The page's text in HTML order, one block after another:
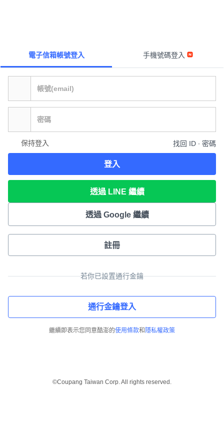
電子信箱帳號登入 手機號碼登入
保持登入 找回 ID ∙ 密碼
登入
透過 LINE 繼續
透過 Google 繼續
註冊
若你已設置通行金鑰
通行金鑰登入
繼續即表示您同意酷澎的使用條款和 隱私權政策
©Coupang Taiwan Corp. All rights reserved.